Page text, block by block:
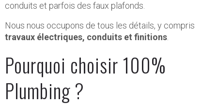
conduits et parfois des faux plafonds.
Nous nous occupons de tous les détails, y compris
travaux électriques, conduits et finitions
Pourquoi choisir 100%
Plumbing ?